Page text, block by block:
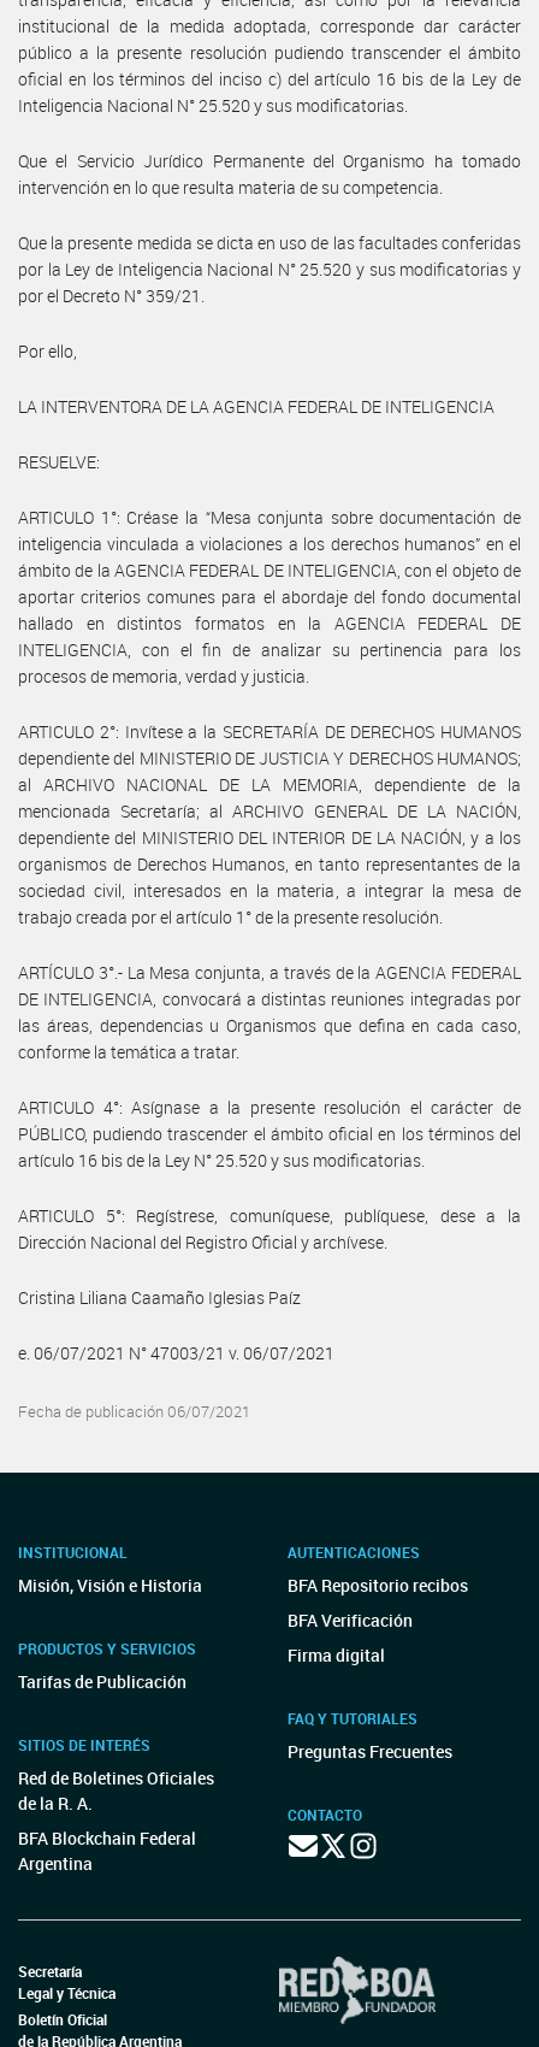
institucional de la medida adoptada, corresponde dar carácter
público a la presente resolución pudiendo transcender el ámbito
oficial en los términos del inciso c) del artículo 16 bis de la Ley de
Inteligencia Nacional N° 25.520 y sus modificatorias.
Que el Servicio Jurídico Permanente del Organismo ha tomado
intervención en lo que resulta materia de su competencia.
Que la presente medida se dicta en uso de las facultades conferidas
por la Ley de Inteligencia Nacional N° 25.520 y sus modificatorias y
por el Decreto N° 359/21.
Por ello,
LA INTERVENTORA DE LA AGENCIA FEDERAL DE INTELIGENCIA
RESUELVE:
ARTICULO 1°: Créase la “Mesa conjunta sobre documentación de
inteligencia vinculada a violaciones a los derechos humanos” en el
ámbito de la AGENCIA FEDERAL DE INTELIGENCIA, con el objeto de
aportar criterios comunes para el abordaje del fondo documental
hallado en distintos formatos en la AGENCIA FEDERAL DE
INTELIGENCIA, con el fin de analizar su pertinencia para los
procesos de memoria, verdad y justicia.
ARTICULO 2°: Invítese a la SECRETARÍA DE DERECHOS HUMANOS
dependiente del MINISTERIO DE JUSTICIA Y DERECHOS HUMANOS;
al ARCHIVO NACIONAL DE LA MEMORIA, dependiente de la
mencionada Secretaría; al ARCHIVO GENERAL DE LA NACIÓN,
dependiente del MINISTERIO DEL INTERIOR DE LA NACIÓN, y a los
organismos de Derechos Humanos, en tanto representantes de la
sociedad civil, interesados en la materia, a integrar la mesa de
trabajo creada por el artículo 1° de la presente resolución.
ARTÍCULO 3°.- La Mesa conjunta, a través de la AGENCIA FEDERAL
DE INTELIGENCIA, convocará a distintas reuniones integradas por
las áreas, dependencias u Organismos que defina en cada caso,
conforme la temática a tratar.
ARTICULO 4°: Asígnase a la presente resolución el carácter de
PÚBLICO, pudiendo trascender el ámbito oficial en los términos del
artículo 16 bis de la Ley N° 25.520 y sus modificatorias.
ARTICULO 5°: Regístrese, comuníquese, publíquese, dese a la
Dirección Nacional del Registro Oficial y archívese.
Cristina Liliana Caamaño Iglesias Paíz
e. 06/07/2021 N° 47003/21 v. 06/07/2021
Fecha de publicación 06/07/2021
INSTITUCIONAL
Misión, Visión e Historia
PRODUCTOS Y SERVICIOS
Tarifas de Publicación
SITIOS DE INTERÉS
Red de Boletines Oficiales
de la R. A.
BFA Blockchain Federal
Argentina
AUTENTICACIONES
BFA Repositorio recibos
BFA Verificación
Firma digital
FAQ Y TUTORIALES
Preguntas Frecuentes
CONTACTO
Secretaría
Legal y Técnica
Boletín Oficial
de la República Argentina